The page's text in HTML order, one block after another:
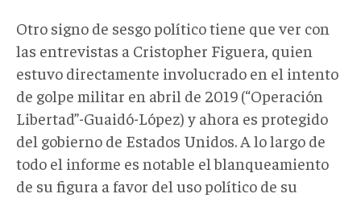
Otro signo de sesgo político tiene que ver con
las entrevistas a Cristopher Figuera, quien
estuvo directamente involucrado en el intento
de golpe militar en abril de 2019 (“Operación
Libertad”-Guaidó-López) y ahora es protegido
del gobierno de Estados Unidos. A lo largo de
todo el informe es notable el blanqueamiento
de su figura a favor del uso político de su